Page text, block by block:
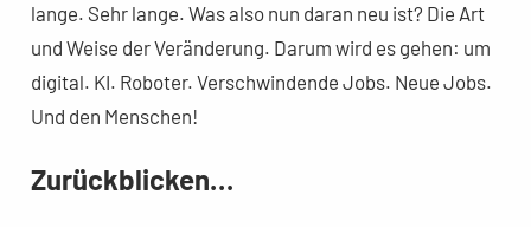
lange. Sehr lange. Was also nun daran neu ist? Die Art
und Weise der Veränderung. Darum wird es gehen: um
digital. KI. Roboter. Verschwindende Jobs. Neue Jobs.
Und den Menschen!
Zurückblicken…